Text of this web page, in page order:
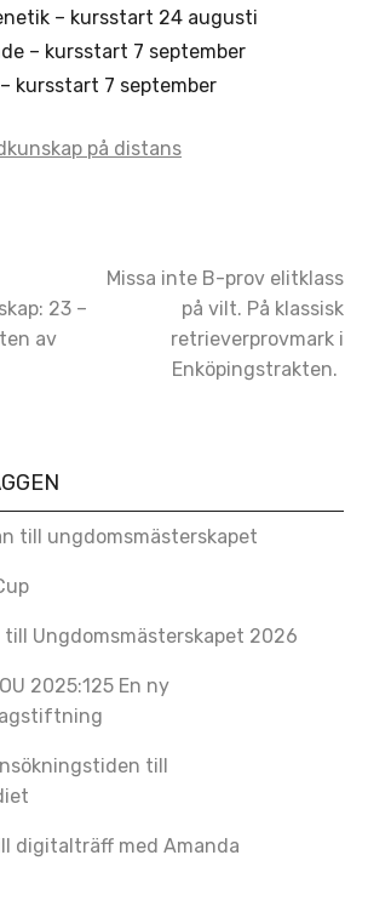
– kursstart 24 augusti
– kursstart 7 september
kursstart 7 september
på distans
23 –
av
Missa inte B-prov elitklass
på vilt. På klassisk
retrieverprovmark i
Enköpingstrakten.
till ungdomsmästerskapet
Ungdomsmästerskapet 2026
2025:125 En ny
till
digitalträff med Amanda